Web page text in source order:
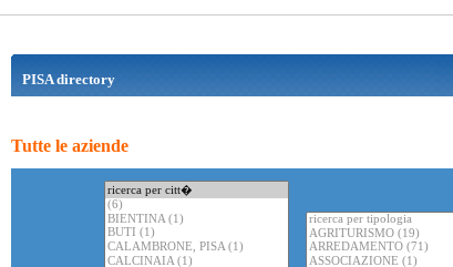
PISA directory
Tutte le aziende